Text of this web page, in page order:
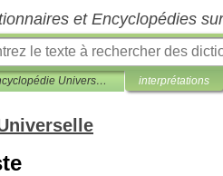
et Encyclopédies
Encyclopédie Universelle interprétations